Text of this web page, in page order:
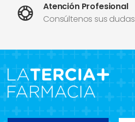
Atención Profesional
Consúltenos sus dudas